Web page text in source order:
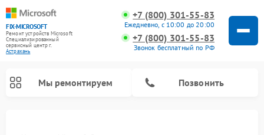
FIX-MICROSOFT
Ремонт устройств Microsoft
Специализированный
cервисный центр г.
Астрахань
+7 (800) 301-55-83
Ежедневно, с 10:00 до 20:00
+7 (800) 301-55-83
Звонок бесплатный по РФ
Мы ремонтируем Позвонить